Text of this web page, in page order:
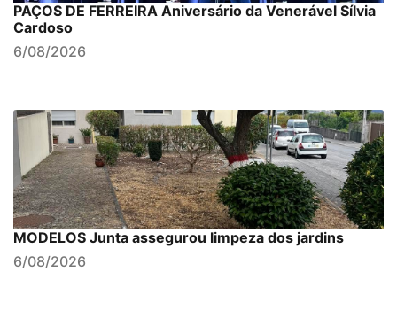
PAÇOS DE FERREIRA Aniversário da Venerável Sílvia
Cardoso
6/08/2026
MODELOS Junta assegurou limpeza dos jardins
6/08/2026